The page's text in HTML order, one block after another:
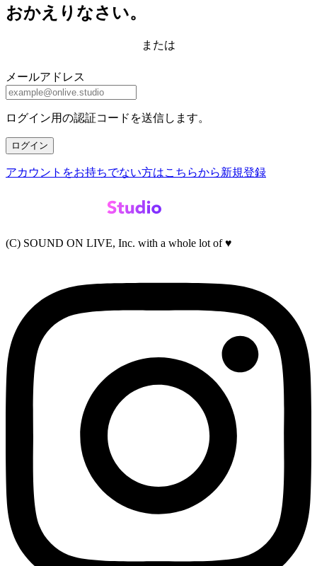
おかえりなさい。
または
メールアドレス
ログイン用の認証コードを送信します。
ログイン
アカウントをお持ちでない方はこちらから新規登録
(C) SOUND ON LIVE, Inc. with a whole lot of ♥